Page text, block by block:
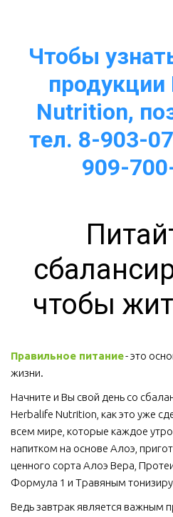
Чтобы
Nutrition,
тел. 8-903-
909-
чтобы
Правильное питание - это
жизни.
Начните и Вы свой день со
Herbalife Nutrition, как это уже
всем мире, которые каждое
напитком на основе Алоэ,
ценного сорта Алоэ Вера,
Формула 1 и Травяным
Ведь завтрак является важным